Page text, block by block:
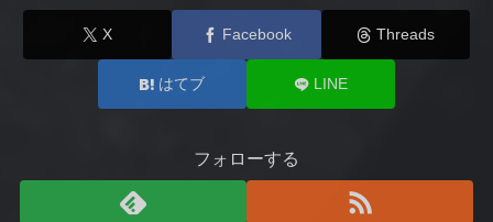
X Facebook Threads
はてブ LINE
フォローする